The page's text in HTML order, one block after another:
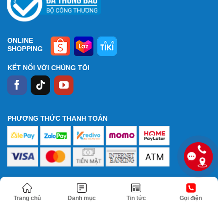
ONLINE
SHOPPING
KẾT NỐI VỚI CHÚNG TÔI
PHƯƠNG THỨC THANH TOÁN
Trang chủ Danh mục Tin tức Gọi điện